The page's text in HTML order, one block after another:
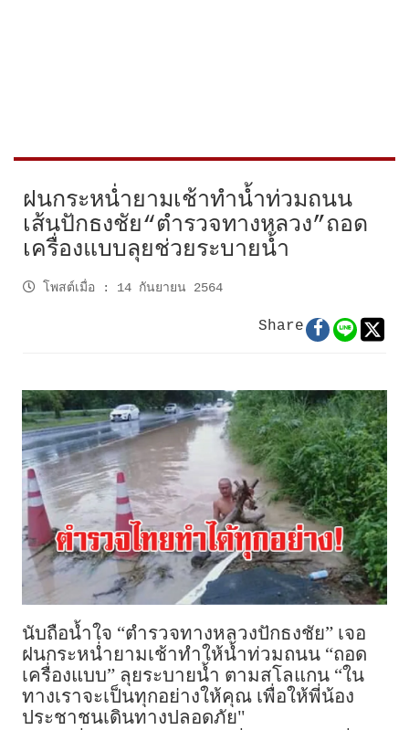
ฝนกระหน่ำยามเช้าทำน้ำท่วมถนน
เส้นปักธงชัย“ตำรวจทางหลวง”ถอด
เครื่องแบบลุยช่วยระบายน้ำ
โพสต์เมื่อ : 14 กันยายน 2564
Share
นับถือน้ำใจ “ตำรวจทางหลวงปักธงชัย” เจอ
ฝนกระหน่ำยามเช้าทำให้น้ำท่วมถนน “ถอด
เครื่องแบบ” ลุยระบายน้ำ ตามสโลแกน “ใน
ทางเราจะเป็นทุกอย่างให้คุณ เพื่อให้พี่น้อง
ประชาชนเดินทางปลอดภัย"